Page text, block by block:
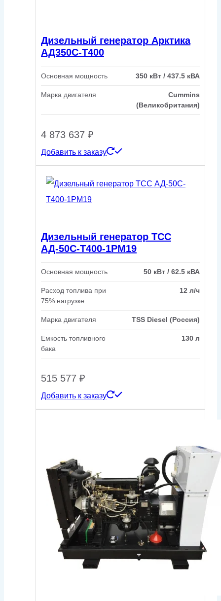
Дизельный генератор Арктика
АД350С-Т400
Основная мощность 350 кВт / 437.5 кВА
Марка двигателя
Cummins
(Великобритания)
4 873 637 ₽
Добавить к заказу
Дизельный генератор ТСС
АД-50С-Т400-1РМ19
Основная мощность 50 кВт / 62.5 кВА
Расход топлива при
75% нагрузке
12 л/ч
Марка двигателя TSS Diesel (Россия)
Емкость топливного
бака
130 л
515 577 ₽
Добавить к заказу